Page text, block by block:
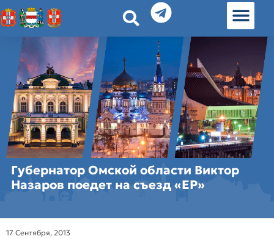
Губернатор Омской области Виктор
Назаров поедет на съезд «ЕР»
17 Сентября, 2013